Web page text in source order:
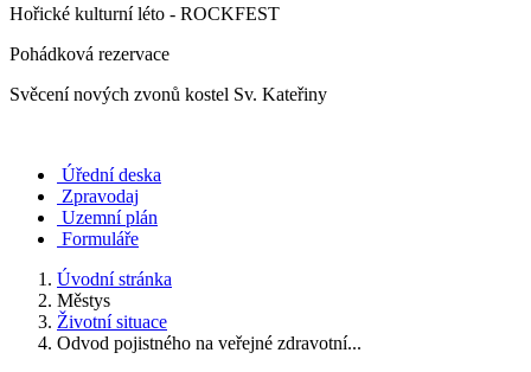
Hořické kulturní léto - ROCKFEST
Pohádková rezervace
Svěcení nových zvonů kostel Sv. Kateřiny
Úřední deska
Zpravodaj
Uzemní plán
Formuláře
Úvodní stránka
Městys
Životní situace
Odvod pojistného na veřejné zdravotní...